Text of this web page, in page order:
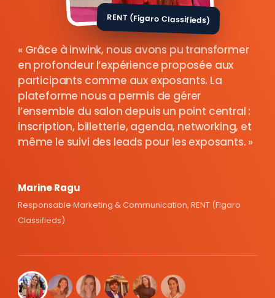
RENT (Figaro Classifieds)
Grâce à inwink, nous avons pu transformer
en profondeur l’expérience proposée aux
participants comme aux exposants. La
plateforme nous a permis de gérer
l’ensemble du salon depuis un point central :
inscription, billetterie, agenda, networking, et
même le suivi des leads pour les exposants.
Marine Ragu
Responsable Marketing & Communication, RENT (Figaro
Classifieds)